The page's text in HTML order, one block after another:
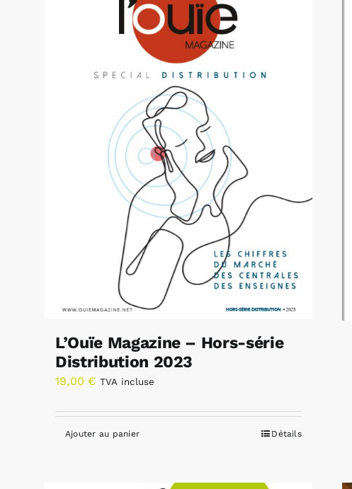
L’Ouïe Magazine – Hors-série
Distribution 2023
19,00 € TVA incluse
Ajouter au panier Détails